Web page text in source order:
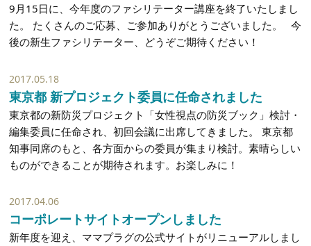
9月15日に、今年度のファシリテーター講座を終了いたしまし
た。 たくさんのご応募、ご参加ありがとうございました。 今
後の新生ファシリテーター、どうぞご期待ください！
2017.05.18
東京都 新プロジェクト委員に任命されました
東京都の新防災プロジェクト「女性視点の防災ブック」検討・
編集委員に任命され、初回会議に出席してきました。 東京都
知事同席のもと、各方面からの委員が集まり検討。素晴らしい
ものができることが期待されます。お楽しみに！
2017.04.06
コーポレートサイトオープンしました
新年度を迎え、ママプラグの公式サイトがリニューアルしまし